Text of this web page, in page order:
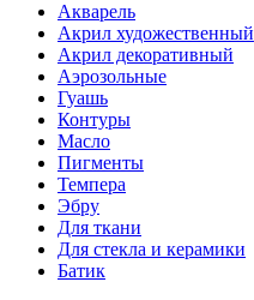
Акварель
Акрил художественный
Акрил декоративный
Аэрозольные
Гуашь
Контуры
Масло
Пигменты
Темпера
Эбру
Для ткани
Для стекла и керамики
Батик